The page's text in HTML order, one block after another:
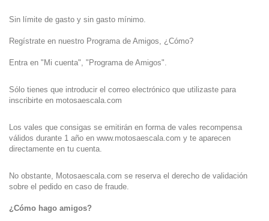
Sin límite de gasto y sin gasto mínimo.
Regístrate en nuestro Programa de Amigos, ¿Cómo?
Entra en "Mi cuenta", "Programa de Amigos".
Sólo tienes que introducir el correo electrónico que utilizaste para
inscribirte en motosaescala.com
Los vales que consigas se emitirán en forma de vales recompensa
válidos durante 1 año en www.motosaescala.com y te aparecen
directamente en tu cuenta.
No obstante, Motosaescala.com se reserva el derecho de validación
sobre el pedido en caso de fraude.
¿Cómo hago amigos?